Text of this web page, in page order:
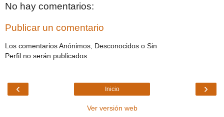
No hay comentarios:
Publicar un comentario
Los comentarios Anónimos, Desconocidos o Sin
Perfil no serán publicados
‹ ›
Inicio
Ver versión web